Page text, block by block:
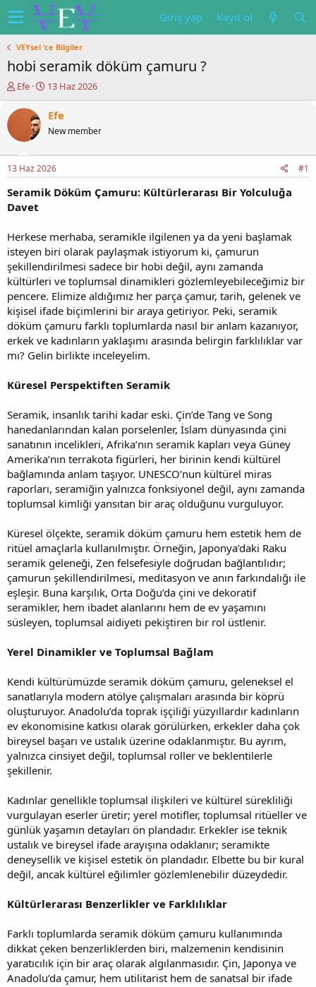
Giriş yap Kayıt ol
VEYsel 'ce Bilgiler
hobi seramik döküm çamuru ?
K
n
a
l
a
a
n
Efe
B
ş
a
ı
ç
t
h
i
13 Haz 2026
Efe
New member
13 Haz 2026 #1
Seramik Döküm Çamuru: Kültürlerarası Bir Yolculuğa
Davet
Herkese merhaba, seramikle ilgilenen ya da yeni başlamak
isteyen biri olarak paylaşmak istiyorum ki, çamurun
şekillendirilmesi sadece bir hobi değil, aynı zamanda
kültürleri ve toplumsal dinamikleri gözlemleyebileceğimiz bir
pencere. Elimize aldığımız her parça çamur, tarih, gelenek ve
kişisel ifade biçimlerini bir araya getiriyor. Peki, seramik
döküm çamuru farklı toplumlarda nasıl bir anlam kazanıyor,
erkek ve kadınların yaklaşımı arasında belirgin farklılıklar var
mı? Gelin birlikte inceleyelim.
Küresel Perspektiften Seramik
Seramik, insanlık tarihi kadar eski. Çin’de Tang ve Song
hanedanlarından kalan porselenler, İslam dünyasında çini
sanatının incelikleri, Afrika’nın seramik kapları veya Güney
Amerika’nın terrakota figürleri, her birinin kendi kültürel
bağlamında anlam taşıyor. UNESCO’nun kültürel miras
raporları, seramiğin yalnızca fonksiyonel değil, aynı zamanda
toplumsal kimliği yansıtan bir araç olduğunu vurguluyor.
Küresel ölçekte, seramik döküm çamuru hem estetik hem de
ritüel amaçlarla kullanılmıştır. Örneğin, Japonya’daki Raku
seramik geleneği, Zen felsefesiyle doğrudan bağlantılıdır;
çamurun şekillendirilmesi, meditasyon ve anın farkındalığı ile
eşleşir. Buna karşılık, Orta Doğu’da çini ve dekoratif
seramikler, hem ibadet alanlarını hem de ev yaşamını
süsleyen, toplumsal aidiyeti pekiştiren bir rol üstlenir.
Yerel Dinamikler ve Toplumsal Bağlam
Kendi kültürümüzde seramik döküm çamuru, geleneksel el
sanatlarıyla modern atölye çalışmaları arasında bir köprü
oluşturuyor. Anadolu’da toprak işçiliği yüzyıllardır kadınların
ev ekonomisine katkısı olarak görülürken, erkekler daha çok
bireysel başarı ve ustalık üzerine odaklanmıştır. Bu ayrım,
yalnızca cinsiyet değil, toplumsal roller ve beklentilerle
şekillenir.
Kadınlar genellikle toplumsal ilişkileri ve kültürel sürekliliği
vurgulayan eserler üretir; yerel motifler, toplumsal ritüeller ve
günlük yaşamın detayları ön plandadır. Erkekler ise teknik
ustalık ve bireysel ifade arayışına odaklanır; seramikte
deneysellik ve kişisel estetik ön plandadır. Elbette bu bir kural
değil, ancak kültürel eğilimler gözlemlenebilir düzeydedir.
Kültürlerarası Benzerlikler ve Farklılıklar
Farklı toplumlarda seramik döküm çamuru kullanımında
dikkat çeken benzerliklerden biri, malzemenin kendisinin
yaratıcılık için bir araç olarak algılanmasıdır. Çin, Japonya ve
Anadolu’da çamur, hem utilitarist hem de sanatsal bir ifade